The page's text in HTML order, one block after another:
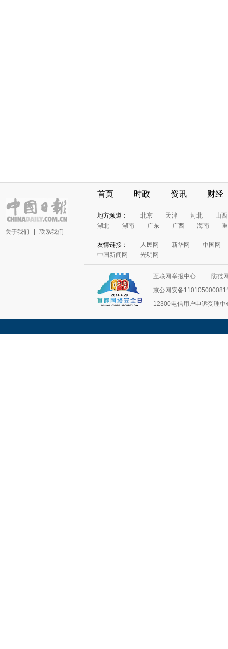
关于我们 联系我们
首页 时政 资讯 财经
地方频道： 北京 天津 河北
山西
湖北
湖南 广东 广西 海南
友情链接： 人民网 新华网
中国网
中国新闻网
光明网
互联网举报中心
防范
京公网安备110105000081
12300电信用户申诉受理中